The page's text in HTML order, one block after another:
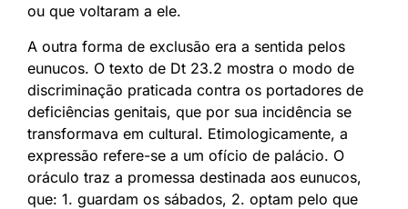
ou que voltaram a ele.
A outra forma de exclusão era a sentida pelos
eunucos. O texto de Dt 23.2 mostra o modo de
discriminação praticada contra os portadores de
deficiências genitais, que por sua incidência se
transformava em cultural. Etimologicamente, a
expressão refere-se a um ofício de palácio. O
oráculo traz a promessa destinada aos eunucos,
que: 1. guardam os sábados, 2. optam pelo que